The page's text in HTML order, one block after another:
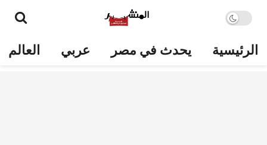
الرئيسية يحدث في مصر عربي العالم